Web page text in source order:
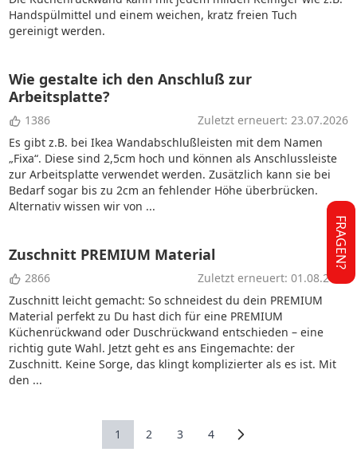
Handspülmittel und einem weichen, kratz freien Tuch
gereinigt werden.
Wie gestalte ich den Anschluß zur
Arbeitsplatte?
1386
Zuletzt erneuert: 23.07.2026
Es gibt z.B. bei Ikea Wandabschlußleisten mit dem Namen
„Fixa“. Diese sind 2,5cm hoch und können als Anschlussleiste
zur Arbeitsplatte verwendet werden. Zusätzlich kann sie bei
Bedarf sogar bis zu 2cm an fehlender Höhe überbrücken.
Alternativ wissen wir von ...
Zuschnitt PREMIUM Material
2866
Zuletzt erneuert: 01.08.2026
Zuschnitt leicht gemacht: So schneidest du dein PREMIUM
Material perfekt zu Du hast dich für eine PREMIUM
Küchenrückwand oder Duschrückwand entschieden – eine
richtig gute Wahl. Jetzt geht es ans Eingemachte: der
Zuschnitt. Keine Sorge, das klingt komplizierter als es ist. Mit
den ...
Sie lesen gerade Seite
1 Seite
2 Seite
3 Seite
4
FRAGEN?